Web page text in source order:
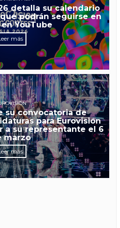
detalla su calendario
podrán seguirse en
YouTube
más
su convocatoria de
para Eurovisión
a su representante el 6
marzo
más